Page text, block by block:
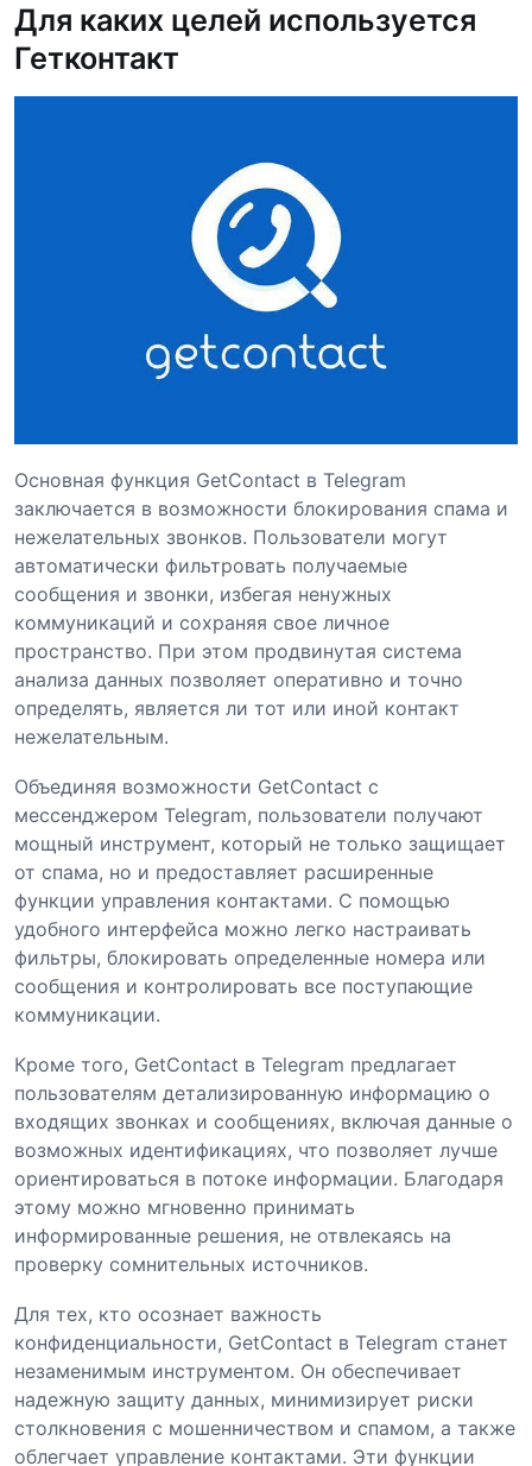
Для каких целей используется
Гетконтакт
Основная функция GetContact в Telegram
заключается в возможности блокирования спама и
нежелательных звонков. Пользователи могут
автоматически фильтровать получаемые
сообщения и звонки, избегая ненужных
коммуникаций и сохраняя свое личное
пространство. При этом продвинутая система
анализа данных позволяет оперативно и точно
определять, является ли тот или иной контакт
нежелательным.
Объединяя возможности GetContact с
мессенджером Telegram, пользователи получают
мощный инструмент, который не только защищает
от спама, но и предоставляет расширенные
функции управления контактами. С помощью
удобного интерфейса можно легко настраивать
фильтры, блокировать определенные номера или
сообщения и контролировать все поступающие
коммуникации.
Кроме того, GetContact в Telegram предлагает
пользователям детализированную информацию о
входящих звонках и сообщениях, включая данные о
возможных идентификациях, что позволяет лучше
ориентироваться в потоке информации. Благодаря
этому можно мгновенно принимать
информированные решения, не отвлекаясь на
проверку сомнительных источников.
Для тех, кто осознает важность
конфиденциальности, GetContact в Telegram станет
незаменимым инструментом. Он обеспечивает
надежную защиту данных, минимизирует риски
столкновения с мошенничеством и спамом, а также
облегчает управление контактами. Эти функции